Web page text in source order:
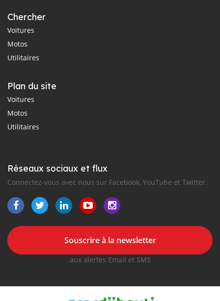
Chercher
Voitures
Motos
Utilitaires
Plan du site
Voitures
Motos
Utilitaires
Réseaux sociaux et flux
Connectez-vous avec nous sur Facebook, YouTube et Twitter.
Souscrire à la newsletter
aux alertes Email et SMS